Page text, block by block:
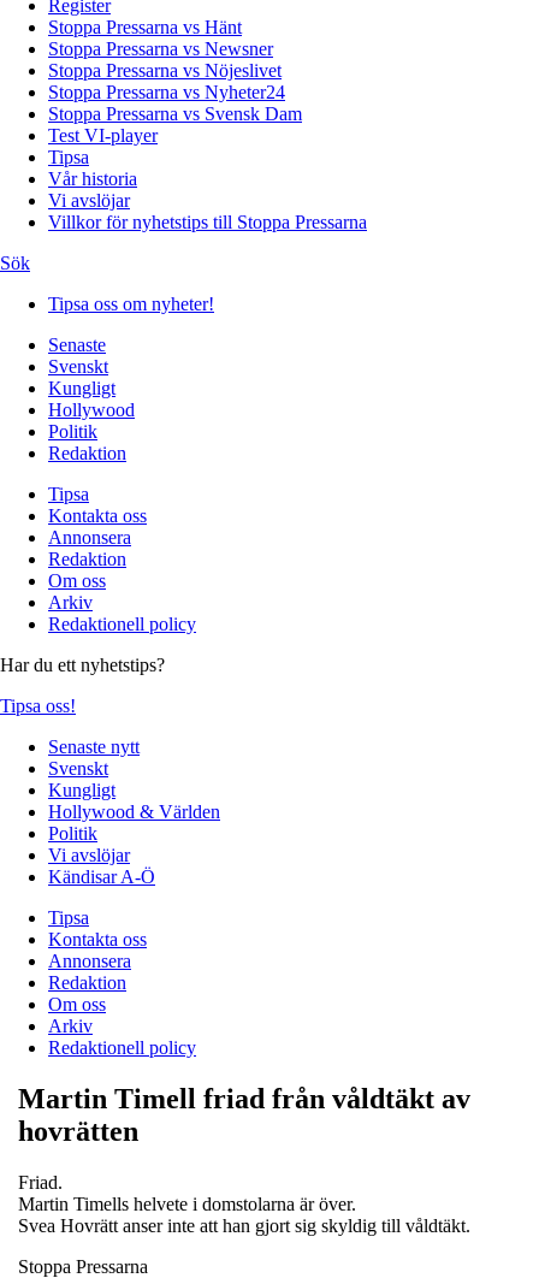
Register
Stoppa Pressarna vs Hänt
Stoppa Pressarna vs Newsner
Stoppa Pressarna vs Nöjeslivet
Stoppa Pressarna vs Nyheter24
Stoppa Pressarna vs Svensk Dam
Test VI-player
Tipsa
Vår historia
Vi avslöjar
Villkor för nyhetstips till Stoppa Pressarna
Sök
Tipsa oss om nyheter!
Senaste
Svenskt
Kungligt
Hollywood
Politik
Redaktion
Tipsa
Kontakta oss
Annonsera
Redaktion
Om oss
Arkiv
Redaktionell policy
Har du ett nyhetstips?
Tipsa oss!
Senaste nytt
Svenskt
Kungligt
Hollywood & Världen
Politik
Vi avslöjar
Kändisar A-Ö
Tipsa
Kontakta oss
Annonsera
Redaktion
Om oss
Arkiv
Redaktionell policy
Martin Timell friad från våldtäkt av
hovrätten
Friad.
Martin Timells helvete i domstolarna är över.
Svea Hovrätt anser inte att han gjort sig skyldig till våldtäkt.
Stoppa Pressarna